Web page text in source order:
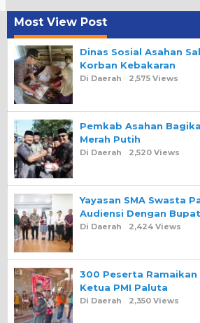
Most View Post
Dinas Sosial Asahan
Korban Kebakaran
Di Daerah 2,575 Views
Pemkab Asahan
Merah Putih
Di Daerah 2,520 Views
Yayasan SMA Swasta
Audiensi Dengan
Di Daerah 2,424 Views
300 Peserta
Ketua PMI Paluta
Di Daerah 2,350 Views